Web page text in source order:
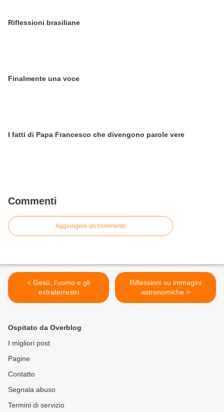
Riflessioni brasiliane
Finalmente una voce
I fatti di Papa Francesco che divengono parole vere
Commenti
Aggiungere un commento
< Gesù, l'uomo e gli
extraterrestri
Riflessioni su immagini
astronomiche >
Ospitato da Overblog
I migliori post
Pagine
Contatto
Segnala abuso
Termini di servizio